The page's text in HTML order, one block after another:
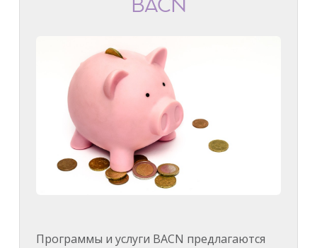
BACN
Программы и услуги BACN предлагаются